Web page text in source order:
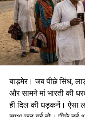
बाड़मेर। जब पीछे सिंध,
और सामने मां भारती की
ही दिल की धड़कनें। ऐसा